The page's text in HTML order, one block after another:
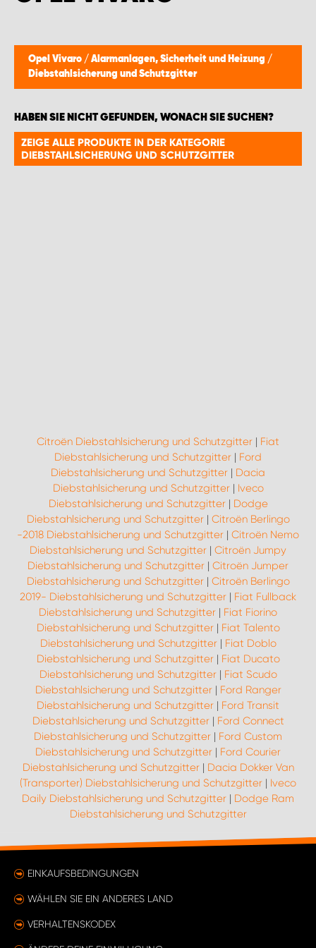
Opel Vivaro / Alarmanlagen, Sicherheit und Heizung /
Diebstahlsicherung und Schutzgitter
HABEN SIE NICHT GEFUNDEN, WONACH SIE SUCHEN?
ZEIGE ALLE PRODUKTE IN DER KATEGORIE
DIEBSTAHLSICHERUNG UND SCHUTZGITTER
Citroën Diebstahlsicherung und Schutzgitter | Fiat
Diebstahlsicherung und Schutzgitter | Ford
Diebstahlsicherung und Schutzgitter | Dacia
Diebstahlsicherung und Schutzgitter| Iveco
Diebstahlsicherung und Schutzgitter| Dodge
Diebstahlsicherung und Schutzgitter| Citroën Berlingo
-2018 Diebstahlsicherung und Schutzgitter | Citroën Nemo
Diebstahlsicherung und Schutzgitter | Citroën Jumpy
Diebstahlsicherung und Schutzgitter | Citroën Jumper
Diebstahlsicherung und Schutzgitter| Citroën Berlingo
2019- Diebstahlsicherung und Schutzgitter | Fiat Fullback
Diebstahlsicherung und Schutzgitter | Fiat Fiorino
Diebstahlsicherung und Schutzgitter| Fiat Talento
Diebstahlsicherung und Schutzgitter| Fiat Doblo
Diebstahlsicherung und Schutzgitter| Fiat Ducato
Diebstahlsicherung und Schutzgitter| Fiat Scudo
Diebstahlsicherung und Schutzgitter| Ford Ranger
Diebstahlsicherung und Schutzgitter | Ford Transit
Diebstahlsicherung und Schutzgitter| Ford Connect
Diebstahlsicherung und Schutzgitter | Ford Custom
Diebstahlsicherung und Schutzgitter | Ford Courier
Diebstahlsicherung und Schutzgitter| Dacia Dokker Van
(Transporter) Diebstahlsicherung und Schutzgitter | Iveco
Daily Diebstahlsicherung und Schutzgitter | Dodge Ram
Diebstahlsicherung und Schutzgitter
EINKAUFSBEDINGUNGEN
WÄHLEN SIE EIN ANDERES LAND
VERHALTENSKODEX
WORK SYSTEM GERA
WORK SYSTEM HAMBURG
WORK SYSTEM LUDWIGSHAFEN
WORK SYSTEM MAGDEBURG